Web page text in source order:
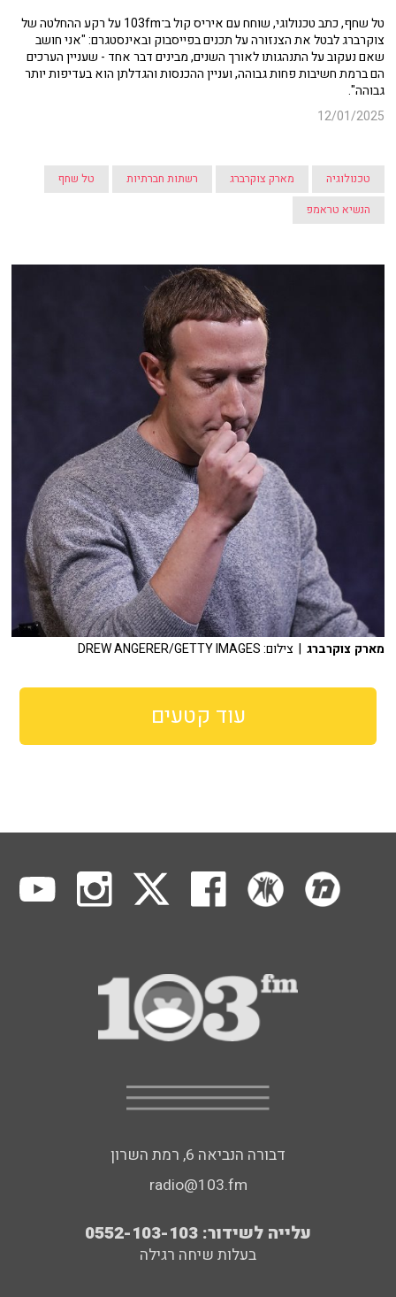
טל שחף, כתב טכנולוגי, שוחח עם איריס קול ב־103fm על רקע ההחלטה של
צוקרברג לבטל את הצנזורה על תכנים בפייסבוק ובאינסטגרם: "אני חושב
שאם נעקוב על התנהגותו לאורך השנים, מבינים דבר אחד - שעניין הערכים
הם ברמת חשיבות פחות גבוהה, ועניין ההכנסות והגדלתן הוא בעדיפות יותר
גבוהה".
12/01/2025
טכנולוגיה מארק צוקרברג רשתות חברתיות
טל שחף
הנשיא טראמפ
מארק צוקרברג | צילום: DREW ANGERER/GETTY IMAGES
עוד קטעים
דבורה הנביאה 6, רמת השרון
radio@103.fm
עלייה לשידור: 0552-103-103
בעלות שיחה רגילה